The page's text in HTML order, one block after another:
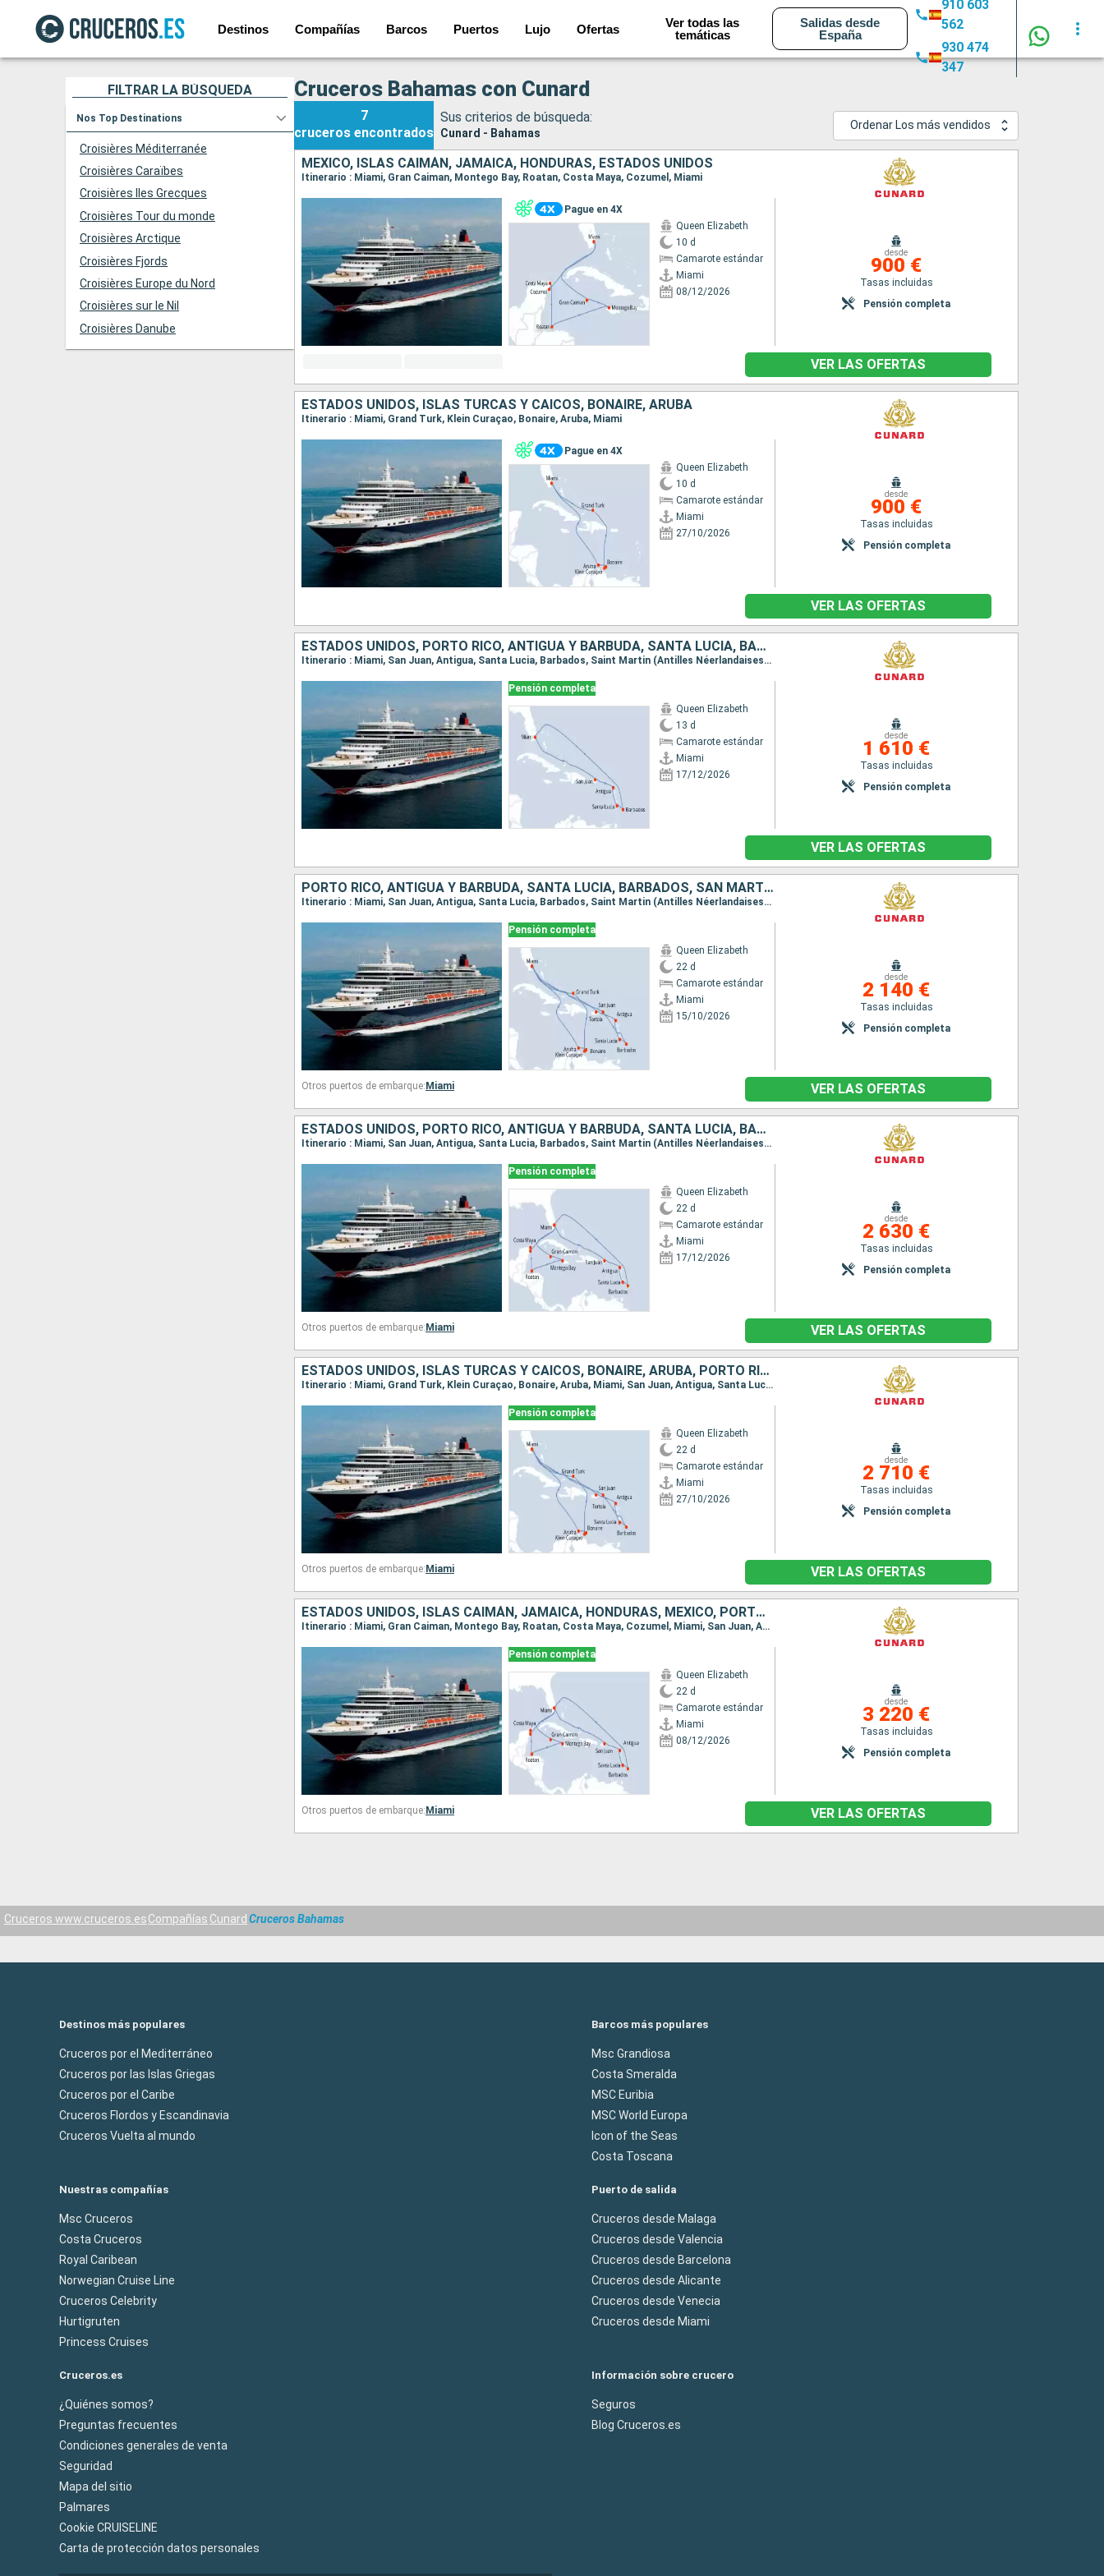
Destinos Compañías Barcos Puertos Lujo Ofertas
Ver todas las
temáticas
Salidas desde
España
910 603
562
930 474
347
FILTRAR LA BÚSQUEDA
Nos Top Destinations
Croisières Méditerranée
Croisières Caraïbes
Croisières Iles Grecques
Croisières Tour du monde
Croisières Arctique
Croisières Fjords
Croisières Europe du Nord
Croisières sur le Nil
Croisières Danube
Cruceros Bahamas con Cunard
7
cruceros encontrados
Sus criterios de búsqueda:
Cunard - Bahamas
Ordenar Los más vendidos
MÉXICO, ISLAS CAIMÁN, JAMAICA, HONDURAS, ESTADOS UNIDOS
Itinerario : Miami, Gran Caiman, Montego Bay, Roatan, Costa Maya, Cozumel, Miami
Pague en 4X
Queen Elizabeth
10 d
Camarote estándar
Miami
08/12/2026
desde
900 €
Tasas incluidas
Pensión completa
VER LAS OFERTAS
ESTADOS UNIDOS, ISLAS TURCAS Y CAICOS, BONAIRE, ARUBA
Itinerario : Miami, Grand Turk, Klein Curaçao, Bonaire, Aruba, Miami
Pague en 4X
Queen Elizabeth
10 d
Camarote estándar
Miami
27/10/2026
desde
900 €
Tasas incluidas
Pensión completa
VER LAS OFERTAS
ESTADOS UNIDOS, PORTO RICO, ANTIGUA Y BARBUDA, SANTA LUCIA, BARBADOS, SAN MARTÍN
Itinerario : Miami, San Juan, Antigua, Santa Lucia, Barbados, Saint Martin (Antilles Néerlandaises), Miami
Pensión completa
Queen Elizabeth
13 d
Camarote estándar
Miami
17/12/2026
desde
1 610 €
Tasas incluidas
Pensión completa
VER LAS OFERTAS
PORTO RICO, ANTIGUA Y BARBUDA, SANTA LUCIA, BARBADOS, SAN MARTÍN, TÓRTOLA, ESTADOS UNIDOS, ISLAS TURCAS Y CAICOS, BONAIRE, ARUBA
Itinerario : Miami, San Juan, Antigua, Santa Lucia, Barbados, Saint Martin (Antilles Néerlandaises), Tortola, Miami, Grand Turk, Klein Curaçao, Bonaire, Aruba, Miami
Pensión completa
Queen Elizabeth
22 d
Camarote estándar
Miami
15/10/2026
desde
2 140 €
Tasas incluidas
Pensión completa
Otros puertos de embarque: Miami VER LAS OFERTAS
ESTADOS UNIDOS, PORTO RICO, ANTIGUA Y BARBUDA, SANTA LUCIA, BARBADOS, SAN MARTÍN, ISLAS CAIMÁN, JAMAICA, HONDURAS, MÉXICO
Itinerario : Miami, San Juan, Antigua, Santa Lucia, Barbados, Saint Martin (Antilles Néerlandaises), Miami, Gran Caiman, Montego Bay, Roatan, Costa Maya, Cozumel, Miami
Pensión completa
Queen Elizabeth
22 d
Camarote estándar
Miami
17/12/2026
desde
2 630 €
Tasas incluidas
Pensión completa
Otros puertos de embarque: Miami VER LAS OFERTAS
ESTADOS UNIDOS, ISLAS TURCAS Y CAICOS, BONAIRE, ARUBA, PORTO RICO, ANTIGUA Y BARBUDA, SANTA LUCIA, BARBADOS, SAN MARTÍN, TÓRTOLA
Itinerario : Miami, Grand Turk, Klein Curaçao, Bonaire, Aruba, Miami, San Juan, Antigua, Santa Lucia, Barbados, Saint Martin (Antilles Néerlandaises), Tortola, Miami
Pensión completa
Queen Elizabeth
22 d
Camarote estándar
Miami
27/10/2026
desde
2 710 €
Tasas incluidas
Pensión completa
Otros puertos de embarque: Miami VER LAS OFERTAS
ESTADOS UNIDOS, ISLAS CAIMÁN, JAMAICA, HONDURAS, MÉXICO, PORTO RICO, ANTIGUA Y BARBUDA, SANTA LUCIA, BARBADOS, SAN MARTÍN
Itinerario : Miami, Gran Caiman, Montego Bay, Roatan, Costa Maya, Cozumel, Miami, San Juan, Antigua, Santa Lucia, Barbados, Saint Martin (Antilles Néerlandaises), Miami
Pensión completa
Queen Elizabeth
22 d
Camarote estándar
Miami
08/12/2026
desde
3 220 €
Tasas incluidas
Pensión completa
Otros puertos de embarque: Miami VER LAS OFERTAS
Cruceros www.cruceros.esCompañías Cunard Cruceros Bahamas
Destinos más populares
Cruceros por el Mediterráneo
Cruceros por las Islas Griegas
Cruceros por el Caribe
Cruceros Flordos y Escandinavia
Cruceros Vuelta al mundo
Barcos más populares
Msc Grandiosa
Costa Smeralda
MSC Euribia
MSC World Europa
Icon of the Seas
Costa Toscana
Nuestras compañías
Msc Cruceros
Costa Cruceros
Royal Caribean
Norwegian Cruise Line
Cruceros Celebrity
Hurtigruten
Princess Cruises
Puerto de salida
Cruceros desde Malaga
Cruceros desde Valencia
Cruceros desde Barcelona
Cruceros desde Alicante
Cruceros desde Venecia
Cruceros desde Miami
Cruceros.es
¿Quiénes somos?
Preguntas frecuentes
Condiciones generales de venta
Seguridad
Mapa del sitio
Palmares
Cookie CRUISELINE
Carta de protección datos personales
Información sobre crucero
Seguros
Blog Cruceros.es